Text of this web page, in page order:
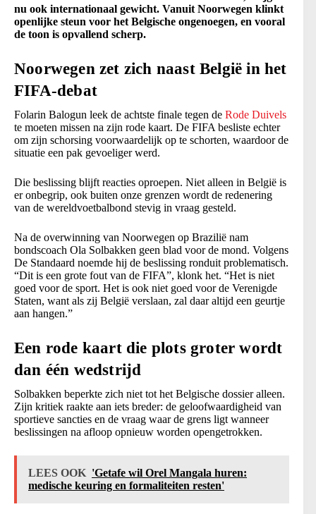
nu ook internationaal gewicht. Vanuit Noorwegen klinkt
openlijke steun voor het Belgische ongenoegen, en vooral
de toon is opvallend scherp.
Noorwegen zet zich naast België in het
FIFA-debat
Folarin Balogun leek de achtste finale tegen de Rode Duivels
te moeten missen na zijn rode kaart. De FIFA besliste echter
om zijn schorsing voorwaardelijk op te schorten, waardoor de
situatie een pak gevoeliger werd.
Die beslissing blijft reacties oproepen. Niet alleen in België is
er onbegrip, ook buiten onze grenzen wordt de redenering
van de wereldvoetbalbond stevig in vraag gesteld.
Na de overwinning van Noorwegen op Brazilië nam
bondscoach Ola Solbakken geen blad voor de mond. Volgens
De Standaard noemde hij de beslissing ronduit problematisch.
“Dit is een grote fout van de FIFA”, klonk het. “Het is niet
goed voor de sport. Het is ook niet goed voor de Verenigde
Staten, want als zij België verslaan, zal daar altijd een geurtje
aan hangen.”
Een rode kaart die plots groter wordt
dan één wedstrijd
Solbakken beperkte zich niet tot het Belgische dossier alleen.
Zijn kritiek raakte aan iets breder: de geloofwaardigheid van
sportieve sancties en de vraag waar de grens ligt wanneer
beslissingen na afloop opnieuw worden opengetrokken.
LEES OOK 'Getafe wil Orel Mangala huren:
medische keuring en formaliteiten resten'